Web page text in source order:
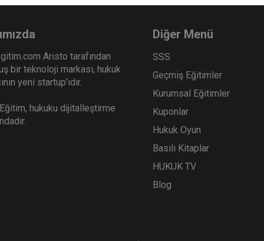
Eğitimi, 1 yıl Erasmus Öğrenci Değişim Programı)
2022 (Doktora Tezi)
2017. (Yüksek Lisans Tezi)
Yurt Dışında Geçen Sürelerinin Sosyal Güvenlikleri
Basım Aşamasında.
Aristo tarafından
bir teknoloji markası, hukuk
yeni startup’ıdır.
hukuku dijitalleştirme
Diğer Menü
SSS
Geçmiş Eğitimler
Kurumsal Eğitimler
Kuponlar
Hukuk Oyun
Basılı Kitaplar
HUKUK TV
Blog